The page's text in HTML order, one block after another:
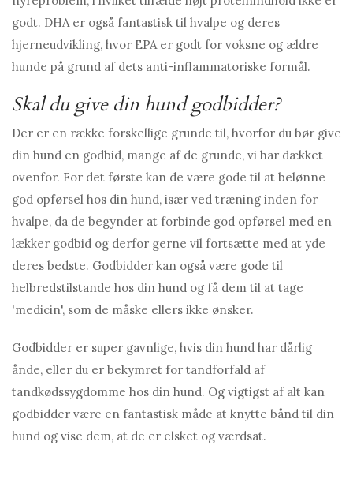
godt. DHA er også fantastisk til hvalpe og deres
hjerneudvikling, hvor EPA er godt for voksne og ældre
hunde på grund af dets anti-inflammatoriske formål.
Skal du give din hund godbidder?
Der er en række forskellige grunde til, hvorfor du bør give
din hund en godbid, mange af de grunde, vi har dækket
ovenfor. For det første kan de være gode til at belønne
god opførsel hos din hund, især ved træning inden for
hvalpe, da de begynder at forbinde god opførsel med en
lækker godbid og derfor gerne vil fortsætte med at yde
deres bedste. Godbidder kan også være gode til
helbredstilstande hos din hund og få dem til at tage
'medicin', som de måske ellers ikke ønsker.
Godbidder er super gavnlige, hvis din hund har dårlig
ånde, eller du er bekymret for tandforfald af
tandkødssygdomme hos din hund. Og vigtigst af alt kan
godbidder være en fantastisk måde at knytte bånd til din
hund og vise dem, at de er elsket og værdsat.